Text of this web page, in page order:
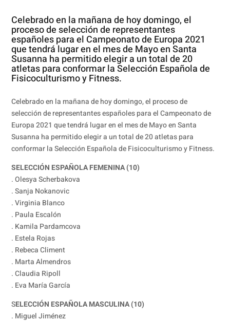
Celebrado en la mañana de hoy domingo, el
proceso de selección de representantes
españoles para el Campeonato de Europa 2021
que tendrá lugar en el mes de Mayo en Santa
Susanna ha permitido elegir a un total de 20
atletas para conformar la Selección Española de
Fisicoculturismo y Fitness.
Celebrado en la mañana de hoy domingo, el proceso de
selección de representantes españoles para el Campeonato de
Europa 2021 que tendrá lugar en el mes de Mayo en Santa
Susanna ha permitido elegir a un total de 20 atletas para
conformar la Selección Española de Fisicoculturismo y Fitness.
SELECCIÓN ESPAÑOLA FEMENINA (10)
. Olesya Scherbakova
. Sanja Nokanovic
. Virginia Blanco
. Paula Escalón
. Kamila Pardamcova
. Estela Rojas
. Rebeca Climent
. Marta Almendros
. Claudia Ripoll
. Eva María García
SELECCIÓN ESPAÑOLA MASCULINA (10)
. Miguel Jiménez